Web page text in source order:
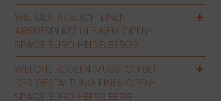
WIE GESTALTE ICH EINEN
ARBEITSPLATZ IN EINEM OPEN-
SPACE BÜRO HEIDELBERG?
WELCHE REGELN MUSS ICH BEI
DER GESTALTUNG EINES OPEN-
SPACE BÜRO HEIDELBERG